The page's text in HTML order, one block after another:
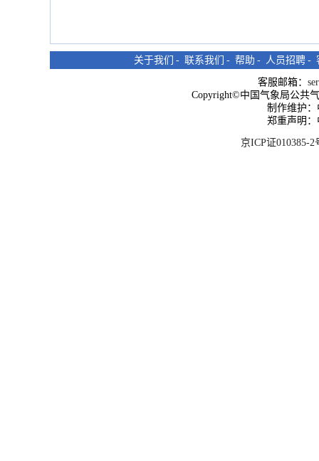
关于我们 - 联系我们 - 帮助 - 人员招聘 -
客服邮箱：
Copyright©中国气象局公共
制作维护
郑重声明
京ICP证010385-2